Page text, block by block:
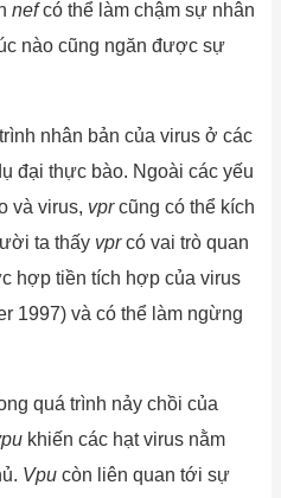
nefcó thể làm chậm sự nhân
nào cũng ngăn được sự
nhân bản của virus ở các
đại thực bào. Ngoài các yếu
và virus, vprcũng có thể kích
ta thấy vprcó vai trò quan
hợp tiền tích hợp của virus
1997) và có thể làm ngừng
quá trình nảy chồi của
khiến các hạt virus nằm
Vpu còn liên quan tới sự